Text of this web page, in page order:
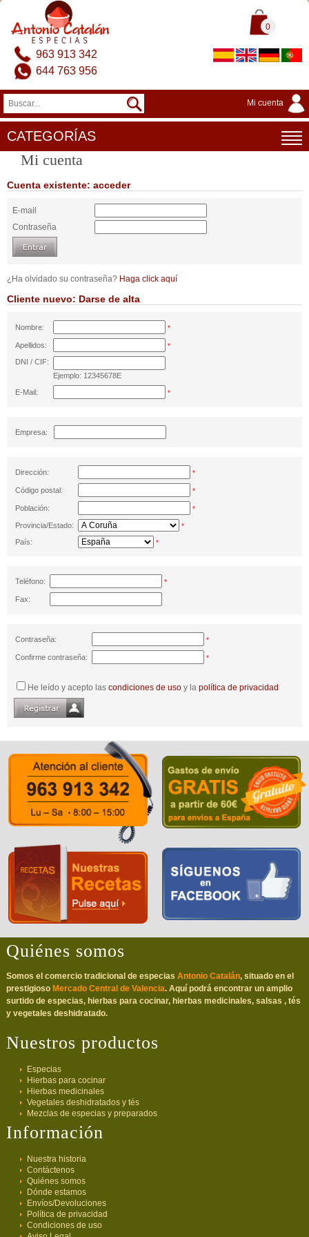
0
963 913 342
644 763 956
Mi cuenta
CATEGORÍAS
Mi cuenta
Cuenta existente: acceder
E-mail
Contraseña
¿Ha olvidado su contraseña? Haga click aquí
Cliente nuevo: Darse de alta
Nombre: *
Apellidos: *
DNI / CIF:
Ejemplo: 12345678E
E-Mail:
*
Empresa:
Dirección: *
Código postal: *
Población: *
Provincia/Estado: *
País: *
Teléfono: *
Fax:
Contraseña: *
Confirme contraseña: *
He leído y acepto las condiciones de uso y la política de privacidad
Quiénes somos
Somos el comercio tradicional de especias Antonio Catalán, situado en el
prestigioso Mercado Central de Valencia. Aquí podrá encontrar un amplio
surtido de especias, hierbas para cocinar, hierbas medicinales, salsas , tés
y vegetales deshidratado.
Nuestros productos
Especias
Hierbas para cocinar
Hierbas medicinales
Vegetales deshidratados y tés
Mezclas de especias y preparados
Información
Nuestra historia
Contáctenos
Quiénes somos
Dónde estamos
Envíos/Devoluciones
Política de privacidad
Condiciones de uso